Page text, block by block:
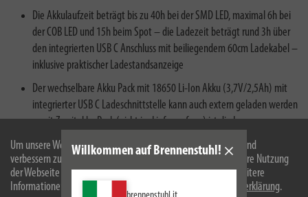
Um unsere Webseite für Sie optimal zu gestalten und fortlaufend
verbessern zu können, verwenden wir Cookies. Durch die weitere Nutzung
der Webseite stimmen Sie der Verwendung von Cookies zu. Weitere
Informationen zu Cookies erhalten Sie in unserer
Datenschutzerklärung.
Willkommen auf Brennenstuhl!
Die Akkulaufzeit beträgt bis zu 40h bei der SMD LED, maximal 6h bei
der COB LED und 15h beim Spot – die Ladezeit beträgt rund 3h über
den integrierten USB C Anschluss mit beiliegendem 60cm Ladekabel –
inklusive praktischer Ladestandsanzeige
Der wechselbare Akku Pack mit 18650 Li-Ion Akku (3,7V/2,5Ah) mit
integrierter USB C Ladeschnittstelle kann auch extern geladen werden
– mit Zweitakku Pack (nicht im Lieferumfang) ist die Lampe
währenddessen weiter nutzbar